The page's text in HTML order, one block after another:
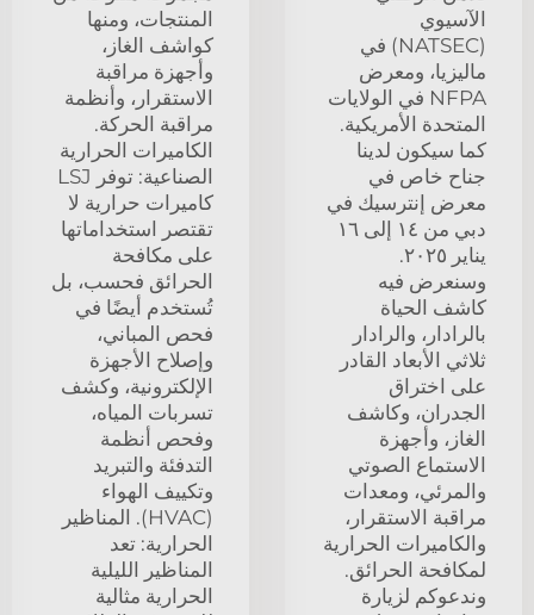
الآسيوي
(NATSEC) في
ماليزيا، ومعرض
NFPA في الولايات
المتحدة الأمريكية.
كما سيكون لدينا
جناح خاص في
معرض إنترسيك في
دبي من ١٤ إلى ١٦
يناير ٢٠٢٥.
وسنعرض فيه
كاشف الحياة
بالرادار، والرادار
ثلاثي الأبعاد القادر
على اختراق
الجدران، وكاشف
الغاز، وأجهزة
الاستماع الصوتي
والمرئي، ومعدات
مراقبة الاستقرار،
والكاميرات الحرارية
لمكافحة الحرائق.
وندعوكم لزيارة
المنتجات، ومنها
كواشف الغاز،
وأجهزة مراقبة
الاستقرار، وأنظمة
مراقبة الحركة.
الكاميرات الحرارية
الصناعية: توفر LSJ
كاميرات حرارية لا
تقتصر استخداماتها
على مكافحة
الحرائق فحسب، بل
تُستخدم أيضًا في
فحص المباني،
وإصلاح الأجهزة
الإلكترونية، وكشف
تسربات المياه،
وفحص أنظمة
التدفئة والتبريد
وتكييف الهواء
(HVAC). المناظير
الحرارية: تعد
المناظير الليلية
الحرارية مثالية